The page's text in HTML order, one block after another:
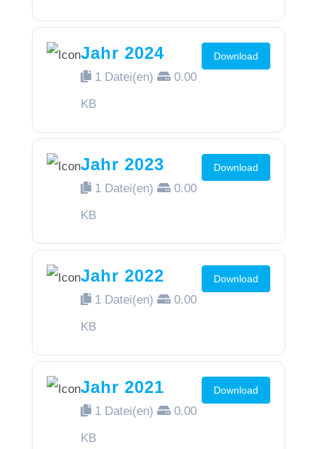
Jahr 2024
1 Datei(en)
0.00
KB
Download
Jahr 2023
1 Datei(en)
0.00
KB
Download
Jahr 2022
1 Datei(en)
0.00
KB
Download
Jahr 2021
1 Datei(en)
0.00
KB
Download